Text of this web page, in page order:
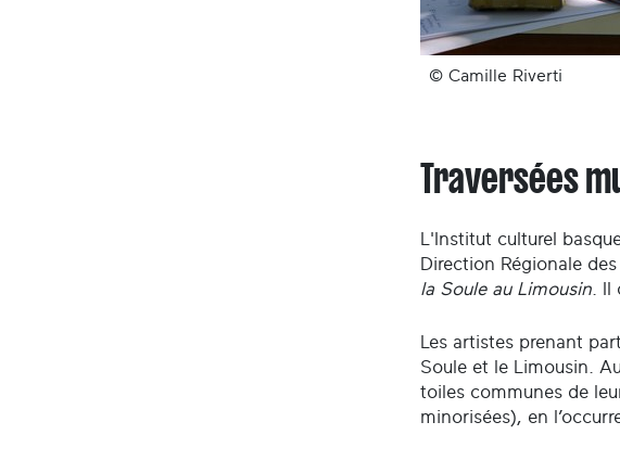
© Camille Riverti
Traversées
L'Institut culturel
Direction Régionale
la Soule au Limousin .
Les artistes prenant
Soule et le Limousin.
toiles communes de
minorisées), en